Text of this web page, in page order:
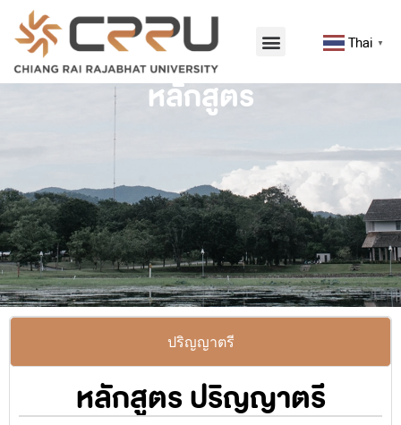
Thai ▼
หลักสูตร
ปริญญาตรี
หลักสูตร ปริญญาตรี